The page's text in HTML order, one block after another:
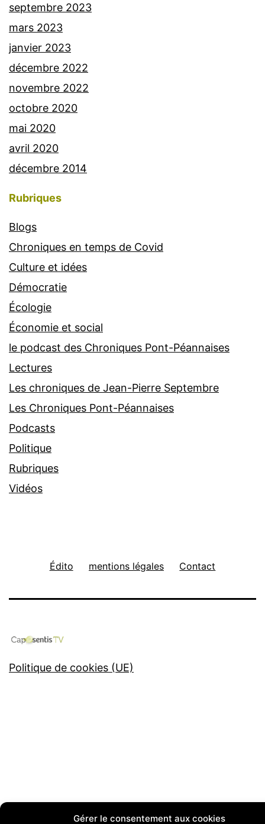
Gérer le consentement aux cookies
septembre 2023
mars 2023
janvier 2023
décembre 2022
novembre 2022
octobre 2020
mai 2020
avril 2020
décembre 2014
Rubriques
Blogs
Chroniques en temps de Covid
Culture et idées
Démocratie
Écologie
Économie et social
le podcast des Chroniques Pont-Péannaises
Lectures
Les chroniques de Jean-Pierre Septembre
Les Chroniques Pont-Péannaises
Podcasts
Politique
Rubriques
Vidéos
Édito mentions légales Contact
Politique de cookies (UE)